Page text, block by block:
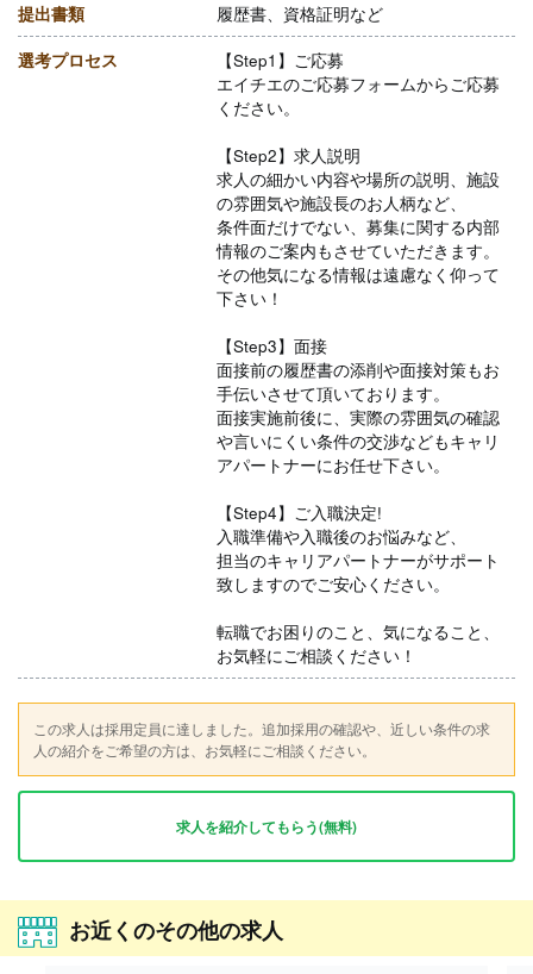
提出書類 履歴書、資格証明など
選考プロセス
【Step1】ご応募
エイチエのご応募フォームからご応募
ください。
【Step2】求人説明
求人の細かい内容や場所の説明、施設
の雰囲気や施設長のお人柄など、
条件面だけでない、募集に関する内部
情報のご案内もさせていただきます。
その他気になる情報は遠慮なく仰って
下さい！
【Step3】面接
面接前の履歴書の添削や面接対策もお
手伝いさせて頂いております。
面接実施前後に、実際の雰囲気の確認
や言いにくい条件の交渉などもキャリ
アパートナーにお任せ下さい。
【Step4】ご入職決定!
入職準備や入職後のお悩みなど、
担当のキャリアパートナーがサポート
致しますのでご安心ください。
転職でお困りのこと、気になること、
お気軽にご相談ください！
この求人は採用定員に達しました。追加採用の確認や、近しい条件の求
人の紹介をご希望の方は、お気軽にご相談ください。
求人を紹介してもらう(無料)
お近くのその他の求人